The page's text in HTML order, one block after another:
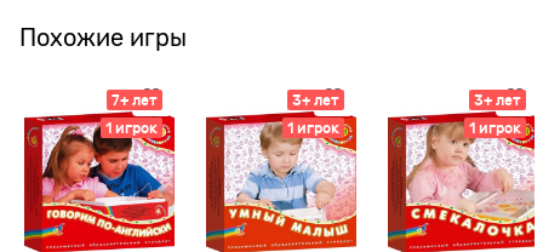
Похожие игры
7+ лет
1 игрок
3+ лет
1 игрок
3+ лет
1 игрок